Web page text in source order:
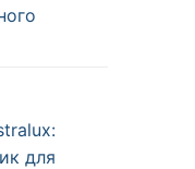
для